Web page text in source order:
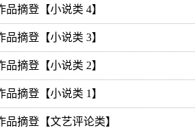
摘登【小说类 4】
摘登【小说类 3】
摘登【小说类 2】
摘登【小说类 1】
品摘登【文艺评论类】